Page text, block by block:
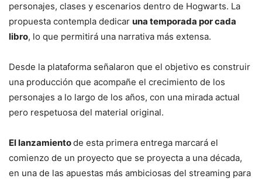
personajes, clases y escenarios dentro de Hogwarts. La
propuesta contempla dedicar una temporada por cada
libro, lo que permitirá una narrativa más extensa.
Desde la plataforma señalaron que el objetivo es construir
una producción que acompañe el crecimiento de los
personajes a lo largo de los años, con una mirada actual
pero respetuosa del material original.
El lanzamientode esta primera entrega marcará el
comienzo de un proyecto que se proyecta a una década,
en una de las apuestas más ambiciosas del streaming para